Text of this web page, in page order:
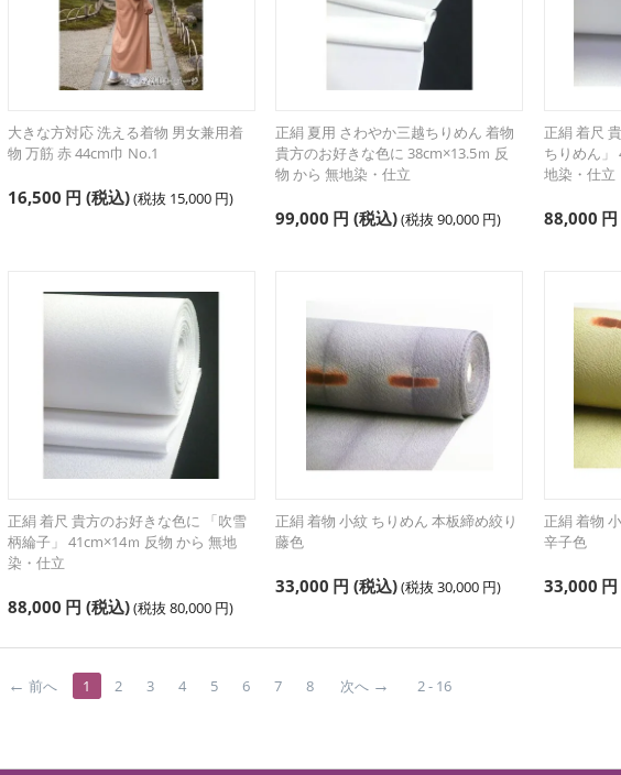
大きな方対応 洗える着物 男女兼用着
物 万筋 赤 44cm巾 No.1
16,500 円 (税込)(税抜 15,000 円)
正絹 夏用 さわやか三越ちりめん 着物
貴方のお好きな色に 38cm×13.5ｍ 反
物 から 無地染・仕立
99,000 円 (税込)(税抜90,000 円)
正絹 着尺
ちりめん」
地染・仕立
88,000 円
正絹 着尺 貴方のお好きな色に 「吹雪
柄綸子」 41cm×14ｍ 反物 から 無地
染・仕立
88,000 円 (税込)(税抜 80,000 円)
正絹 着物 小紋 ちりめん 本板締め絞り
藤色
33,000 円 (税込)(税抜30,000 円)
正絹 着物
辛子色
33,000 円
前へ 1 2 3 4 5 6 7 8 次へ 2 - 16